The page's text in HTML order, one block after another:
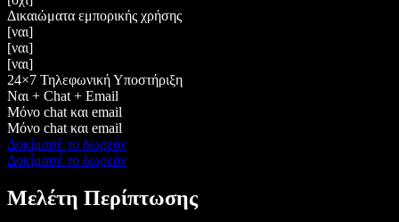
Δικαιώματα εμπορικής χρήσης
[ναι]
[ναι]
[ναι]
24×7 Τηλεφωνική Υποστήριξη
Ναι + Chat + Email
Μόνο chat και email
Μόνο chat και email
Δοκίμασέ το δωρεάν
Δοκίμασέ το δωρεάν
Μελέτη Περίπτωσης